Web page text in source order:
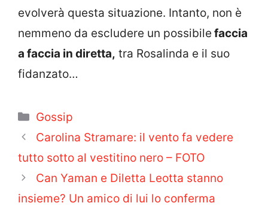
evolverà questa situazione. Intanto, non è
nemmeno da escludere un possibile faccia
a faccia in diretta, tra Rosalinda e il suo
fidanzato…
Categorie
Gossip
Carolina Stramare: il vento fa vedere
tutto sotto al vestitino nero – FOTO
Can Yaman e Diletta Leotta stanno
insieme? Un amico di lui lo conferma